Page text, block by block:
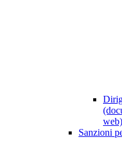
web)
Sanzioni